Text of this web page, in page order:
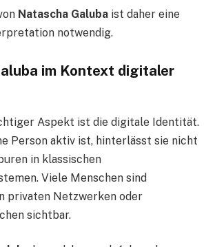
Natascha Galuba ist daher eine
notwendig.
im Kontext digitaler
Aspekt ist die digitale Identität.
Person aktiv ist, hinterlässt sie nicht
in klassischen
Viele Menschen sind
privaten Netzwerken oder
sichtbar.